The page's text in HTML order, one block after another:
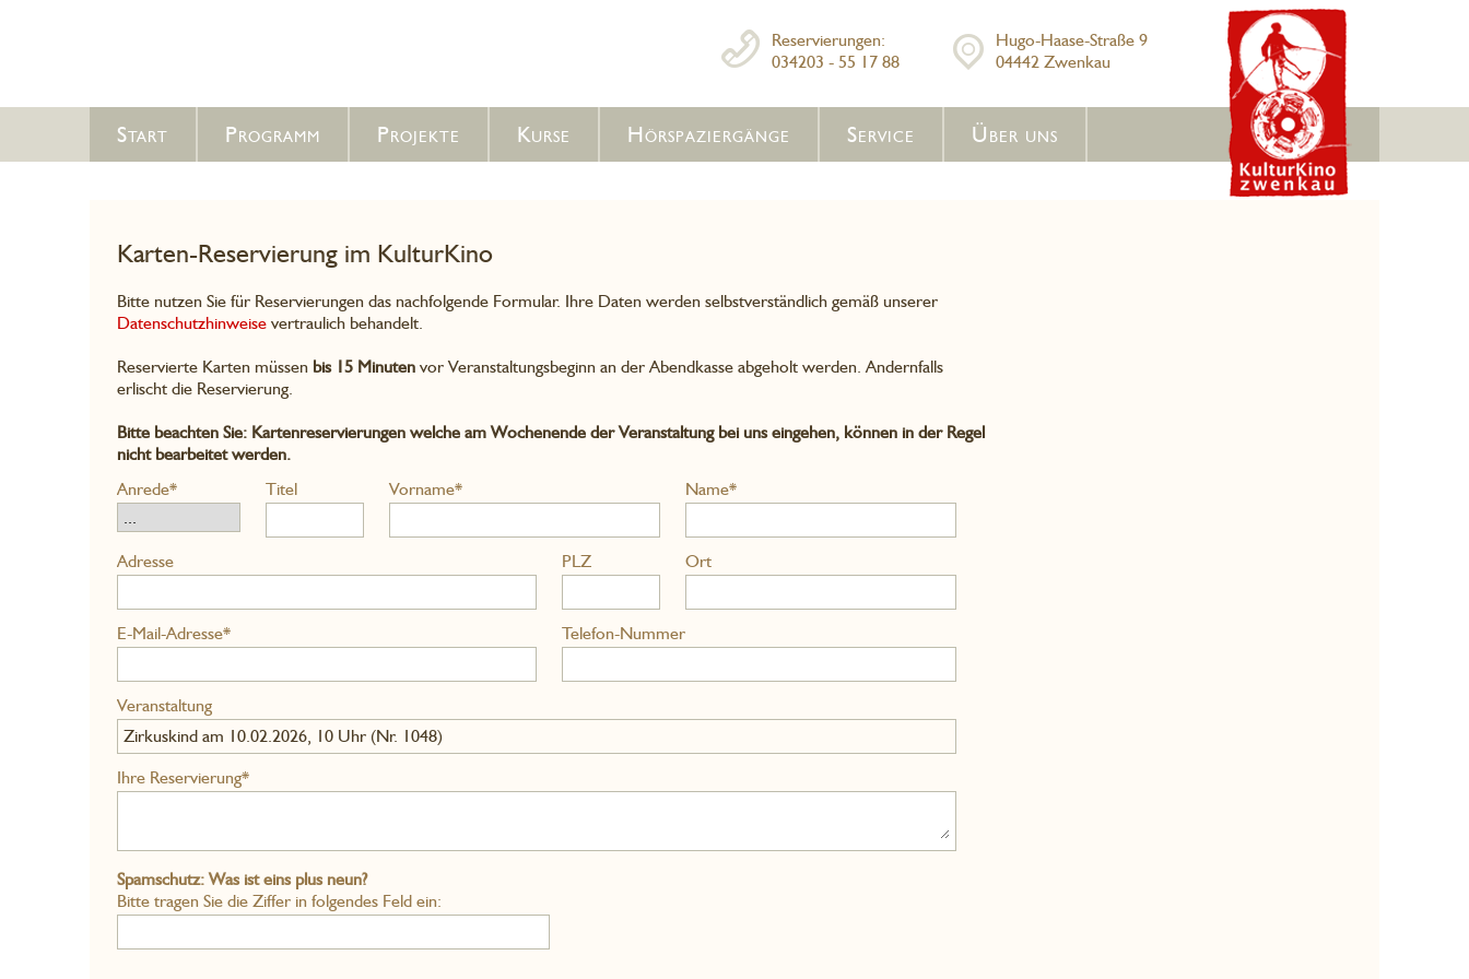
Hugo-Haase-Straße 9
04442 Zwenkau
Reservierungen:
034203 - 55 17 88
Start Programm Projekte Kurse Hörspaziergänge Service Über uns
Karten-Reservierung im KulturKino
Bitte nutzen Sie für Reservierungen das nachfolgende Formular. Ihre Daten werden selbstverständlich gemäß unserer
Datenschutzhinweise vertraulich behandelt.
Reservierte Karten müssen bis 15 Minuten vor Veranstaltungsbeginn an der Abendkasse abgeholt werden. Andernfalls
erlischt die Reservierung.
Bitte beachten Sie: Kartenreservierungen welche am Wochenende der Veranstaltung bei uns eingehen, können in der Regel
nicht bearbeitet werden.
Anrede*
Titel Vorname* Name*
Adresse PLZ Ort
E-Mail-Adresse* Telefon-Nummer
Veranstaltung
Zirkuskind am 10.02.2026, 10 Uhr (Nr. 1048)
Ihre Reservierung*
Spamschutz: Was ist eins plus neun?
Bitte tragen Sie die Ziffer in folgendes Feld ein: